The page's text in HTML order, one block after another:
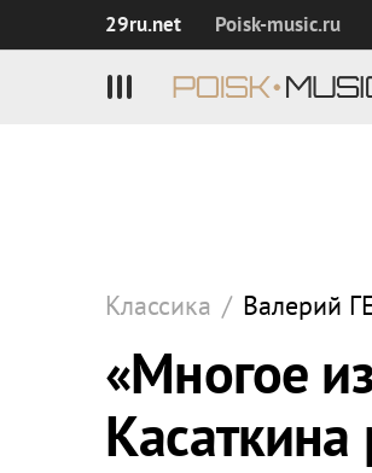
29ru.net Poisk‑music.ru
Классика / Валерий
«Многое